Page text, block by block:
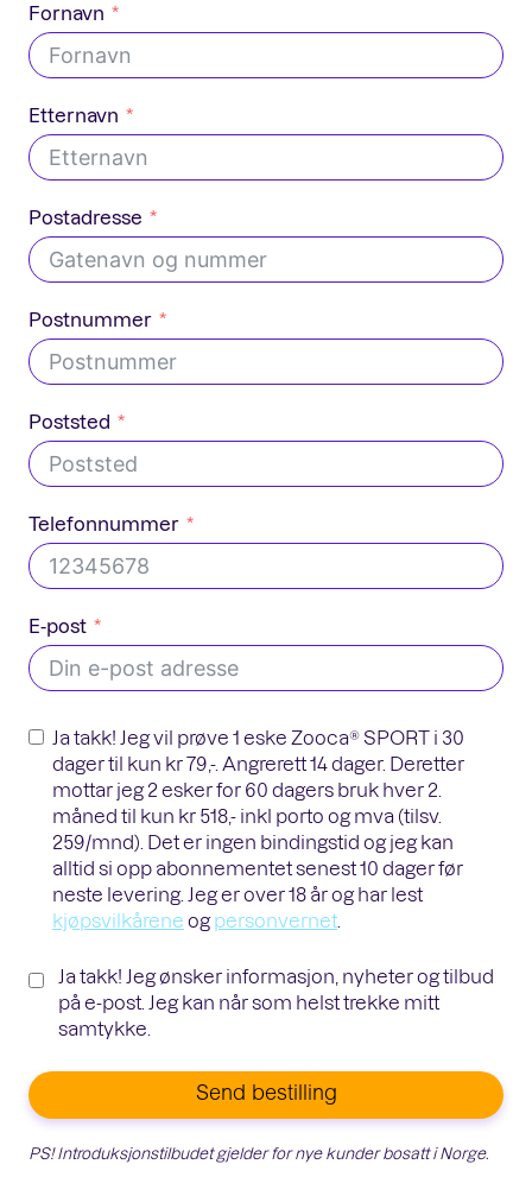
Fornavn
Etternavn
Postadresse
Postnummer
Poststed
Telefonnummer
E-post
Ja takk! Jeg vil prøve 1 eske Zooca® SPORT i 30
dager til kun kr 79,-. Angrerett 14 dager. Deretter
mottar jeg 2 esker for 60 dagers bruk hver 2.
måned til kun kr 518,- inkl porto og mva (tilsv.
259/mnd). Det er ingen bindingstid og jeg kan
alltid si opp abonnementet senest 10 dager før
neste levering. Jeg er over 18 år og har lest
kjøpsvilkårene ogpersonvernet
Ja takk! Jeg ønsker informasjon, nyheter og tilbud
på e-post. Jeg kan når som helst trekke mitt
samtykke.
Send bestilling
PS! Introduksjonstilbudet gjelder for nye kunder bosatt i Norge.